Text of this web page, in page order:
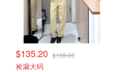
$135.20 $169.00
捡漏大码